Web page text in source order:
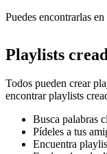
Puedes encontrarlas en
Playlists
Todos pueden crear
encontrar playlists
Busca palabras
Pídeles a tus
Encuentra